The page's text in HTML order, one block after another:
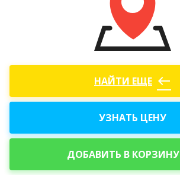
НАЙТИ ЕЩЕ west
УЗНАТЬ ЦЕНУ
ДОБАВИТЬ В КОРЗИНУ